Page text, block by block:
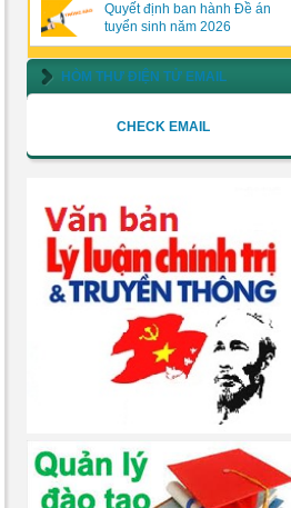
Quyết định ban hành Đề án
tuyển sinh năm 2026
HÒM THƯ ĐIỆN TỬ EMAIL
CHECK EMAIL